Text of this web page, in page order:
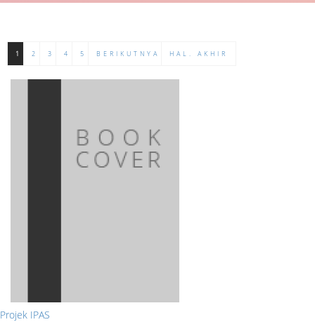
1 2 3 4 5 BERIKUTNYA HAL. AKHIR
Projek IPAS